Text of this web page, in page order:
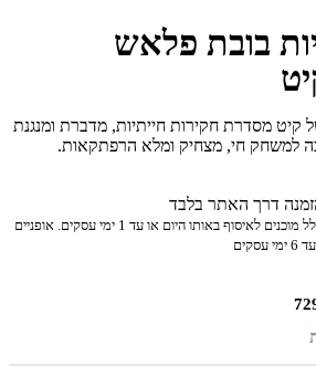
בובת פלאש
קיט מסדרת חקירות חייתיות, מדברת ומנגנת
למשחק חי, מצחיק ומלא הרפתקאות.
דרך האתר בלבד
פריטים שהם לא אופניים בדרך כלל מוכנים לאיסוף באותו היום או עד 1 ימי עסקים. אופניים